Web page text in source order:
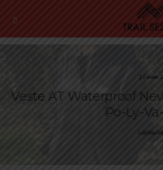
2 Février
Veste AT Waterproof
Po-Ly-
Laëtitia